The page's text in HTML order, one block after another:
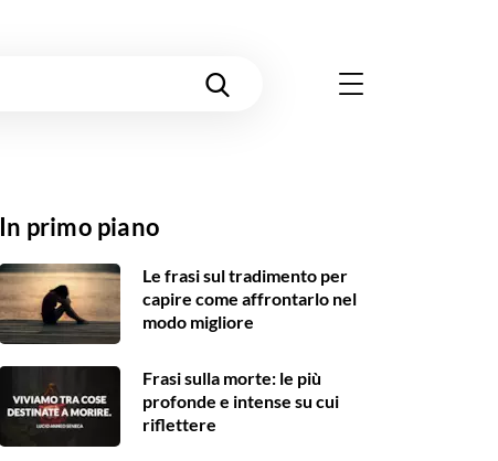
In primo piano
Le frasi sul tradimento per
capire come affrontarlo nel
modo migliore
Frasi sulla morte: le più
profonde e intense su cui
riflettere